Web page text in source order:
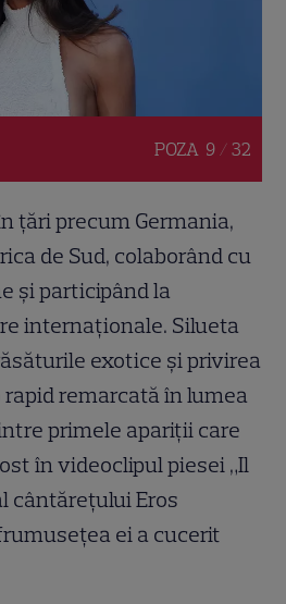
POZA 9 / 32
țări precum Germania,
de Sud, colaborând cu
și participând la
internaționale. Silueta
exotice și privirea
remarcată în lumea
primele apariții care
în videoclipul piesei „Il
cântărețului Eros
ei a cucerit